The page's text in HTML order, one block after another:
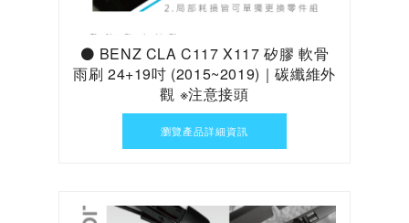
⚫ BENZ CLA C117 X117 矽膠 軟骨
雨刷 24+19吋 (2015~2019)｜碳纖維外
觀 ※注意接頭
瀏覽產品詳細資訊